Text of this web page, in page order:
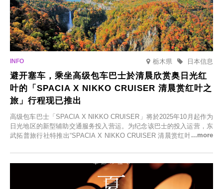
栃木県 日本信息
避开塞车，乘坐高级包车巴士於清晨欣赏奥日光红
叶的「SPACIA X NIKKO CRUISER 清晨赏红叶之
旅」行程现已推出
高级包车巴士「SPACIA X NIKKO CRUISER」将於2025年10月起作为
日光地区的新型辅助交通服务投入营运。为纪念该巴士的投入运营，东
武拓普旅行社特推出“SPACIA X NIKKO CRUISER 清晨赏红叶之旅”，